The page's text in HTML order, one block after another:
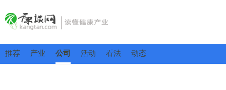
推荐 产业 公司 活动 看法 动态